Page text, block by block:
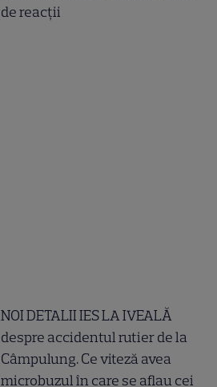
de reacții
NOI DETALII IES LA IVEALĂ
despre accidentul rutier de la
Câmpulung. Ce viteză avea
microbuzul în care se aflau cei